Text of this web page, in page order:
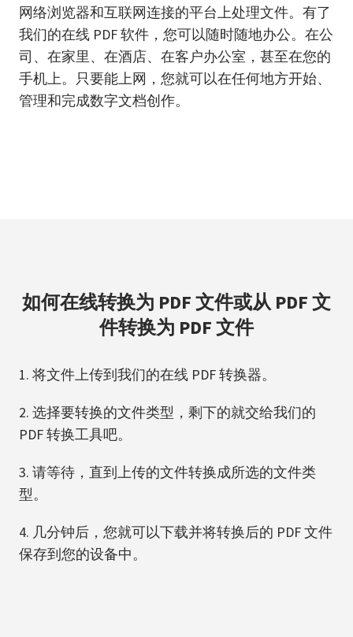
网络浏览器和互联网连接的平台上处理文件。有了
我们的在线 PDF 软件，您可以随时随地办公。在公
司、在家里、在酒店、在客户办公室，甚至在您的
手机上。只要能上网，您就可以在任何地方开始、
管理和完成数字文档创作。
如何在线转换为 PDF 文件或从 PDF 文
件转换为 PDF 文件
将文件上传到我们的在线 PDF 转换器。
选择要转换的文件类型，剩下的就交给我们的
PDF 转换工具吧。
请等待，直到上传的文件转换成所选的文件类
型。
几分钟后，您就可以下载并将转换后的 PDF 文件
保存到您的设备中。